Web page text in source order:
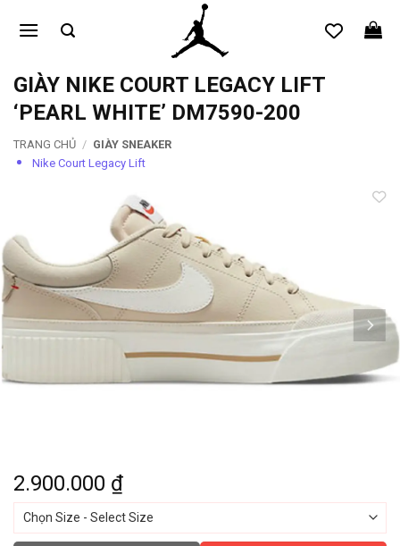
qua
dungGIÀY NIKE COURT LEGACY LIFT
‘PEARL WHITE’ DM7590-200
TRANG CHỦ / GIÀY SNEAKER
Nike Court Legacy Lift
2.900.000 ₫